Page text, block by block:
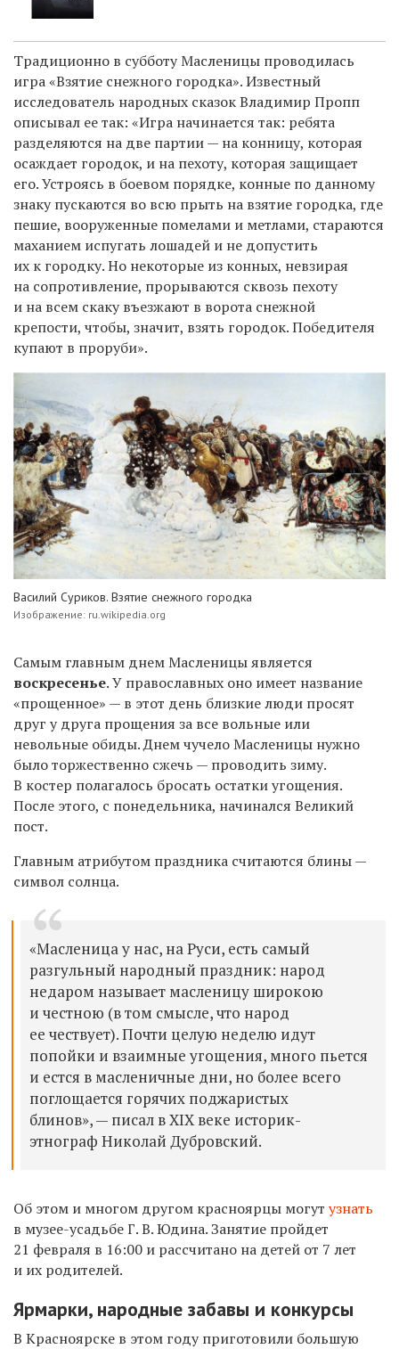
Традиционно в субботу Масленицы проводилась
игра«Взятие снежного городка». Известный
исследователь народных сказок Владимир Пропп
описывал ее так: «Игра начинается так: ребята
разделяются на две партии— на конницу, которая
осаждает городок, и на пехоту, которая защищает
его. Устроясь в боевом порядке, конные по данному
знаку пускаются во всю прыть на взятие городка, где
пешие, вооруженные помелами и метлами, стараются
маханием испугать лошадей и не допустить
их к городку. Но некоторые из конных, невзирая
на сопротивление, прорываются сквозь пехоту
и на всем скаку въезжают в ворота снежной
крепости, чтобы, значит, взять городок. Победителя
купают в проруби».
Василий Суриков. Взятие снежного городка
Изображение: ru.wikipedia.org
Самым главным днем Масленицы является
воскресенье. У православных оно имеет название
«прощенное» — в этот день близкие люди просят
друг у друга прощения за все вольные или
невольные обиды. Днем чучело Масленицы нужно
было торжественно сжечь — проводить зиму.
В костер полагалось бросать остатки угощения.
После этого, с понедельника, начинался Великий
пост.
Главным атрибутом праздника считаются блины —
символ солнца.
«Масленица у нас, наРуси, есть самый
разгульный народный праздник: народ
недаром называет масленицу широкою
и честною (в том смысле, что народ
ее чествует). Почти целую неделю идут
попойки и взаимные угощения, много пьется
и естся в масленичные дни, но более всего
поглощается горячих поджаристых
блинов»,— писал в XIX веке историк-
этнограф Николай Дубровский.
Об этом и многом другом красноярцы могут узнать
в музее-усадьбе Г. В. Юдина.Занятие пройдет
21 февраля в 16:00 и рассчитано на детей от 7 лет
и их родителей.
Ярмарки, народные забавы и конкурсы
В Красноярске в этом году приготовили большую